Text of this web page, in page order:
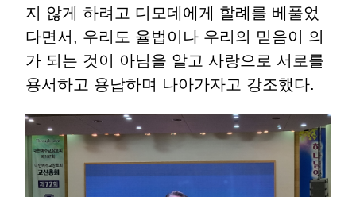
지 않게 하려고 디모데에게 할례를 베풀었
다면서, 우리도 율법이나 우리의 믿음이 의
가 되는 것이 아님을 알고 사랑으로 서로를
용서하고 용납하며 나아가자고 강조했다.